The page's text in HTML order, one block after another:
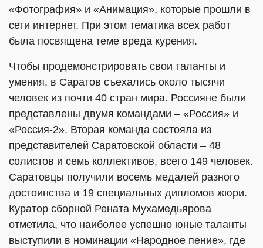
«Фотография» и «Анимация», которые прошли в
сети интернет. При этом тематика всех работ
была посвящена теме вреда курения.
Чтобы продемонстрировать свои таланты и
умения, в Саратов съехались около тысячи
человек из почти 40 стран мира. Россияне были
представлены двумя командами – «Россия» и
«Россия-2». Вторая команда состояла из
представителей Саратовской области – 48
солистов и семь коллективов, всего 149 человек.
Саратовцы получили восемь медалей разного
достоинства и 19 специальных дипломов жюри.
Куратор сборной Рената Мухамедьярова
отметила, что наиболее успешно юные таланты
выступили в номинации «Народное пение», где